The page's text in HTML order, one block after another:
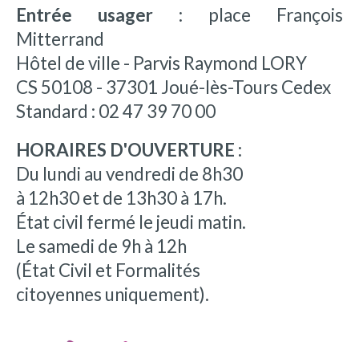
Entrée usager : place François
Mitterrand
Hôtel de ville - Parvis Raymond LORY
CS 50108 - 37301 Joué-lès-Tours Cedex
Standard : 02 47 39 70 00
HORAIRES D'OUVERTURE :
Du lundi au vendredi de 8h30
à 12h30 et de 13h30 à 17h.
État civil fermé le jeudi matin.
Le samedi de 9h à 12h
(État Civil et Formalités
citoyennes uniquement).